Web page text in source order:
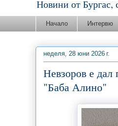
Новини от Бургас,
Начало Интервю
неделя, 28 юни 2026 г.
Невзоров е
"Баба Алино"